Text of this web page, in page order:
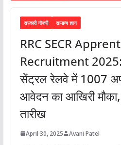
सरकारी नौकरी सामान्य ज्ञान
RRC SECR
Recruitment
सेंट्रल रेलवे में 1007
आवेदन का आखिरी
तारीख
April 30, 2025 Avani Patel